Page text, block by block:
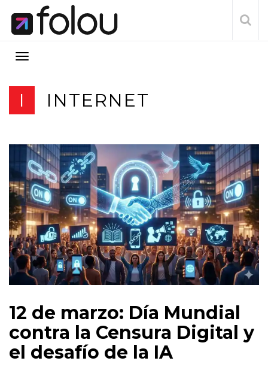
I INTERNET
12 de marzo: Día Mundial
contra la Censura Digital y
el desafío de la IA